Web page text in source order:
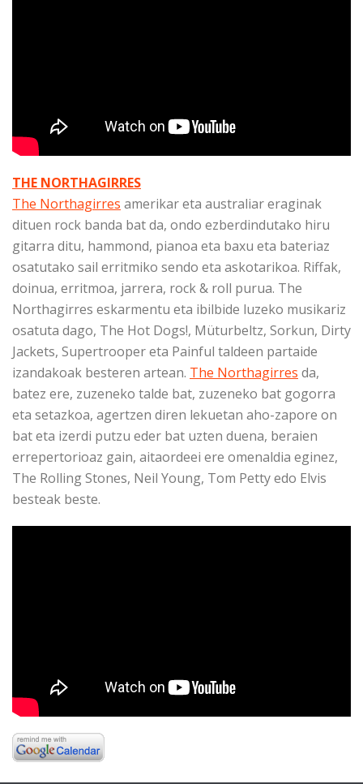
THE NORTHAGIRRES
The Northagirres amerikar eta australiar eraginak
dituen rock banda bat da, ondo ezberdindutako hiru
gitarra ditu, hammond, pianoa eta baxu eta bateriaz
osatutako sail erritmiko sendo eta askotarikoa. Riffak,
doinua, erritmoa, jarrera, rock & roll purua. The
Northagirres eskarmentu eta ibilbide luzeko musikariz
osatuta dago, The Hot Dogs!, Müturbeltz, Sorkun, Dirty
Jackets, Supertrooper eta Painful taldeen partaide
izandakoak besteren artean. The Northagirres da,
batez ere, zuzeneko talde bat, zuzeneko bat gogorra
eta setazkoa, agertzen diren lekuetan aho-zapore on
bat eta izerdi putzu eder bat uzten duena, beraien
errepertorioaz gain, aitaordeei ere omenaldia eginez,
The Rolling Stones, Neil Young, Tom Petty edo Elvis
besteak beste.